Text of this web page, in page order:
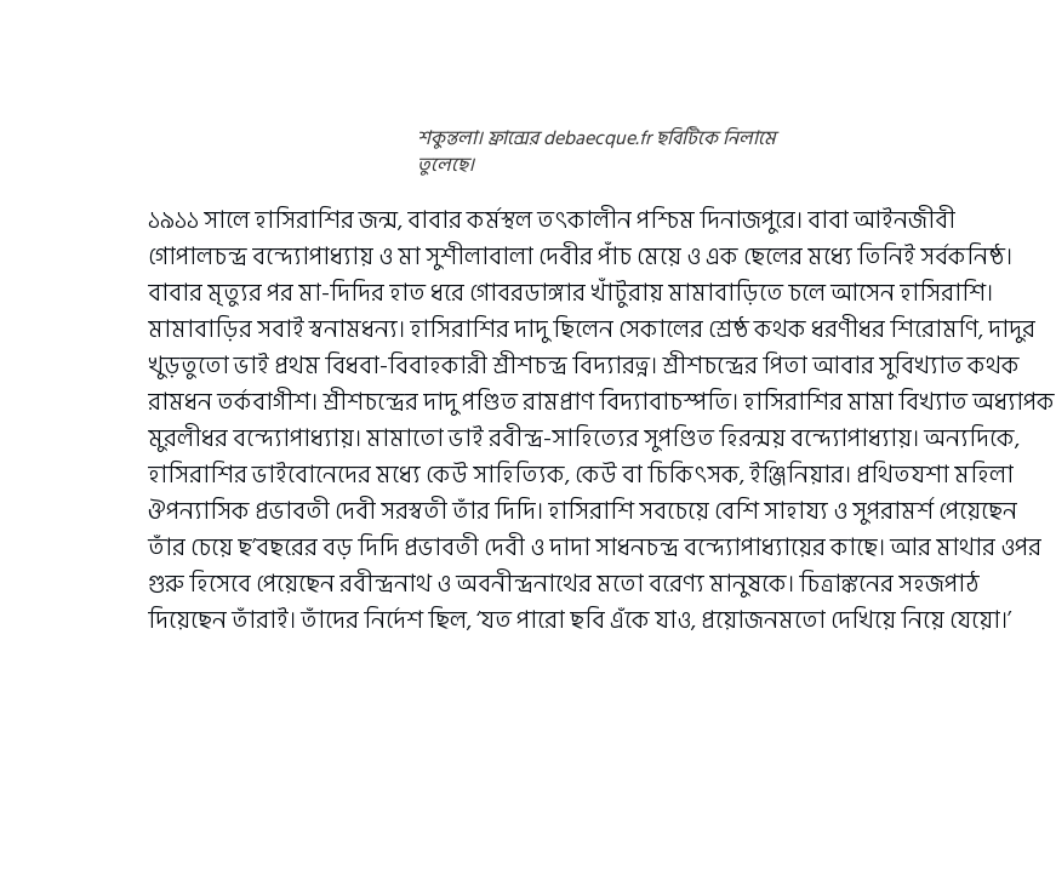
শকুন্তলা। ফ্রান্সের debaecque.fr ছবিটিকে নিলামে
তুলেছে।
১৯১১ সালে হাসিরাশির জন্ম, বাবার কর্মস্থল তৎকালীন পশ্চিম দিনাজপুরে। বাবা আইনজীবী
গোপালচন্দ্র বন্দ্যোপাধ্যায় ও মা সুশীলাবালা দেবীর পাঁচ মেয়ে ও এক ছেলের মধ্যে তিনিই সর্বকনিষ্ঠ।
বাবার মৃত্যুর পর মা-দিদির হাত ধরে গোবরডাঙ্গার খাঁটুরায় মামাবাড়িতে চলে আসেন হাসিরাশি।
মামাবাড়ির সবাই স্বনামধন্য। হাসিরাশির দাদু ছিলেন সেকালের শ্রেষ্ঠ কথক ধরণীধর শিরোমণি, দাদুর
খুড়তুতো ভাই প্রথম বিধবা-বিবাহকারী শ্রীশচন্দ্র বিদ্যারত্ন। শ্রীশচন্দ্রের পিতা আবার সুবিখ্যাত কথক
রামধন তর্কবাগীশ। শ্রীশচন্দ্রের দাদু পণ্ডিত রামপ্রাণ বিদ্যাবাচস্পতি। হাসিরাশির মামা বিখ্যাত অধ্যাপক
মুরলীধর বন্দ্যোপাধ্যায়। মামাতো ভাই রবীন্দ্র-সাহিত্যের সুপণ্ডিত হিরন্ময় বন্দ্যোপাধ্যায়। অন্যদিকে,
হাসিরাশির ভাইবোনেদের মধ্যে কেউ সাহিত্যিক, কেউ বা চিকিৎসক, ইঞ্জিনিয়ার। প্রথিতযশা মহিলা
ঔপন্যাসিক প্রভাবতী দেবী সরস্বতী তাঁর দিদি। হাসিরাশি সবচেয়ে বেশি সাহায্য ও সুপরামর্শ পেয়েছেন
তাঁর চেয়ে ছ’বছরের বড় দিদি প্রভাবতী দেবী ও দাদা সাধনচন্দ্র বন্দ্যোপাধ্যায়ের কাছে। আর মাথার ওপর
গুরু হিসেবে পেয়েছেন রবীন্দ্রনাথ ও অবনীন্দ্রনাথের মতো বরেণ্য মানুষকে। চিত্রাঙ্কনের সহজপাঠ
দিয়েছেন তাঁরাই। তাঁদের নির্দেশ ছিল, ‘যত পারো ছবি এঁকে যাও, প্রয়োজনমতো দেখিয়ে নিয়ে যেয়ো।’